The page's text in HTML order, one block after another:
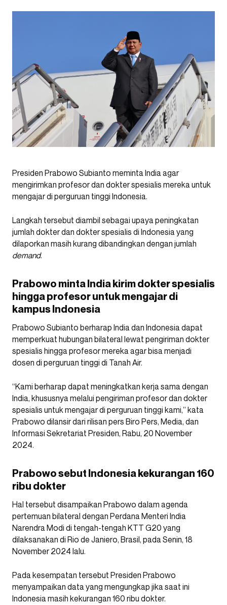
Presiden Prabowo Subianto meminta India agar
mengirimkan profesor dan dokter spesialis mereka untuk
mengajar di perguruan tinggi Indonesia.
Langkah tersebut diambil sebagai upaya peningkatan
jumlah dokter dan dokter spesialis di Indonesia yang
dilaporkan masih kurang dibandingkan dengan jumlah
demand.
Prabowo minta India kirim dokter spesialis
hingga profesor untuk mengajar di
kampus Indonesia
Prabowo Subianto berharap India dan Indonesia dapat
memperkuat hubungan bilateral lewat pengiriman dokter
spesialis hingga profesor mereka agar bisa menjadi
dosen di perguruan tinggi di Tanah Air.
“Kami berharap dapat meningkatkan kerja sama dengan
India, khususnya melalui pengiriman profesor dan dokter
spesialis untuk mengajar di perguruan tinggi kami,” kata
Prabowo dilansir dari rilisan pers Biro Pers, Media, dan
Informasi Sekretariat Presiden, Rabu, 20 November
2024.
Prabowo sebut Indonesia kekurangan 160
ribu dokter
Hal tersebut disampaikan Prabowo dalam agenda
pertemuan bilateral dengan Perdana Menteri India
Narendra Modi di tengah-tengah KTT G20 yang
dilaksanakan di Rio de Janiero, Brasil, pada Senin, 18
November 2024 lalu.
Pada kesempatan tersebut Presiden Prabowo
menyampaikan data yang mengungkap jika saat ini
Indonesia masih kekurangan 160 ribu dokter.